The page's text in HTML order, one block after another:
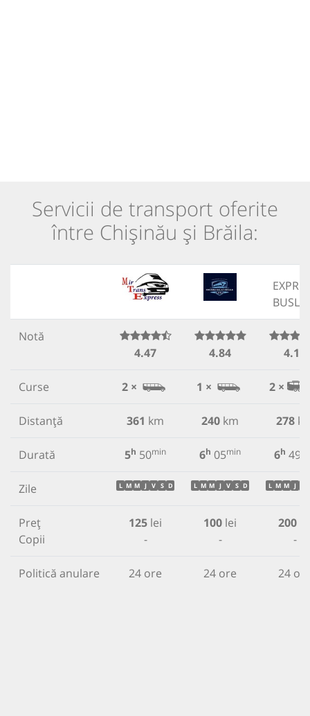
Servicii de transport oferite
între Chișinău și Brăila:
Notă
4.47
4.84 4.18
Curse 2 × 1 × 2 ×
Distanță 361 km 240 km 278
Durată 5h 50min 6h 05min 6h 49
Zile L M M J V S D L M M J V S D L M M J
Preț
Copii
125 lei
-
100 lei
-
200
-
Politică anulare 24 ore 24 ore 24